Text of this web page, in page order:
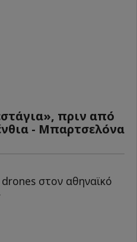
πριν από
- Μπαρτσελόνα